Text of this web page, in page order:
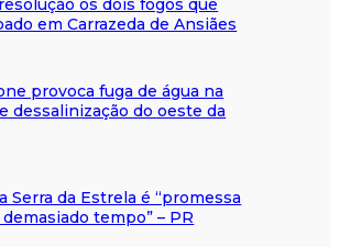
em Carrazeda de Ansiães
provoca fuga de água na
dessalinização do oeste da
Serra da Estrela é “promessa
tempo” – PR